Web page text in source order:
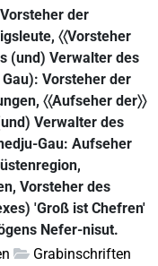
der
〈〈Vorsteher
(und) Verwalter des
Vorsteher der
〈〈Aufseher der〉〉
Verwalter des
Gau: Aufseher
Vorsteher des
'Groß ist Chefren'
Nefer-nisut.
Grabinschriften